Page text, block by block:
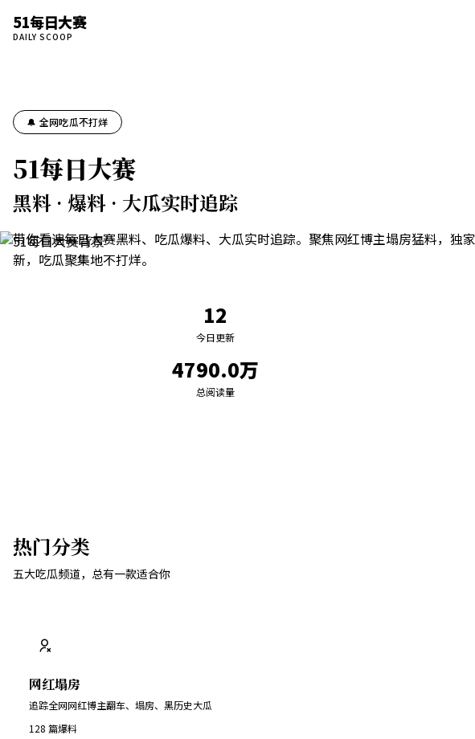
51每日大赛
DAILY SCOOP
🔔 全网吃瓜不打烊
51每日大赛
黑料 · 爆料 · 大瓜实时追踪
带你看遍每日大赛黑料、吃瓜爆料、大瓜实时追踪。聚焦网红博主塌房猛料，独
新，吃瓜聚集地不打烊。
12
今日更新
4790.0万
总阅读量
热门分类
五大吃瓜频道，总有一款适合你
网红塌房
追踪全网网红博主翻车、塌房、黑历史大瓜
128 篇爆料